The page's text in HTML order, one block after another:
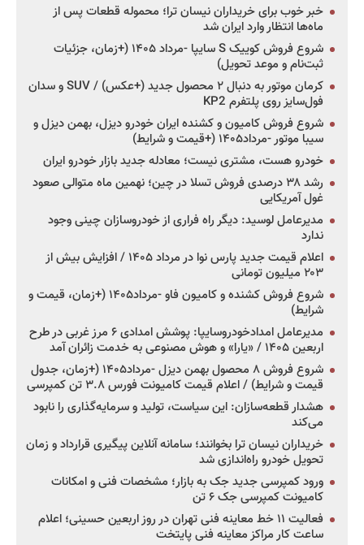
خبر خوب برای خریداران نیسان ترا؛ محموله قطعات پس از
ماه‌ها انتظار وارد ایران شد
شروع فروش کوییک S سایپا -مرداد ۱۴۰۵ (+زمان، جزئیات
ثبت‌نام و موعد تحویل)
کرمان موتور به دنبال ۲ محصول جدید (+عکس) / SUV و سدان
فول‌سایز روی پلتفرم KP2
شروع فروش کامیون و کشنده ایران خودرو دیزل، بهمن دیزل و
سیبا موتور -مرداد۱۴۰۵ (+قیمت و شرایط)
خودرو هست، مشتری نیست؛ معادله جدید بازار خودرو ایران
رشد ۳۸ درصدی فروش تسلا در چین؛ نهمین ماه متوالی صعود
غول آمریکایی
مدیرعامل لوسید: دیگر راه فراری از خودروسازان چینی وجود
ندارد
اعلام قیمت جدید پارس نوا در مرداد ۱۴۰۵ / افزایش بیش از
۲۰۳ میلیون تومانی
شروع فروش کشنده و کامیون فاو -مرداد۱۴۰۵ (+زمان، قیمت و
شرایط)
مدیرعامل امدادخودروسایپا: پوشش امدادی ۶ مرز غربی در طرح
اربعین ۱۴۰۵ / «یارا» و هوش مصنوعی به خدمت زائران آمد
شروع فروش ۸ محصول بهمن دیزل -مرداد۱۴۰۵ (+زمان، جدول
قیمت و شرایط) / اعلام قیمت کامیونت فورس ۳.۸ تن کمپرسی
هشدار قطعه‌سازان: این سیاست، تولید و سرمایه‌گذاری را نابود
می‌کند
خریداران نیسان ترا بخوانند؛ سامانه آنلاین پیگیری قرارداد و زمان
تحویل خودرو راه‌اندازی شد
ورود کمپرسی جدید جک به بازار؛ مشخصات فنی و امکانات
کامیونت کمپرسی جک ۶ تن
فعالیت ۱۱ خط معاینه فنی تهران در روز اربعین حسینی؛ اعلام
ساعت کار مراکز معاینه فنی پایتخت